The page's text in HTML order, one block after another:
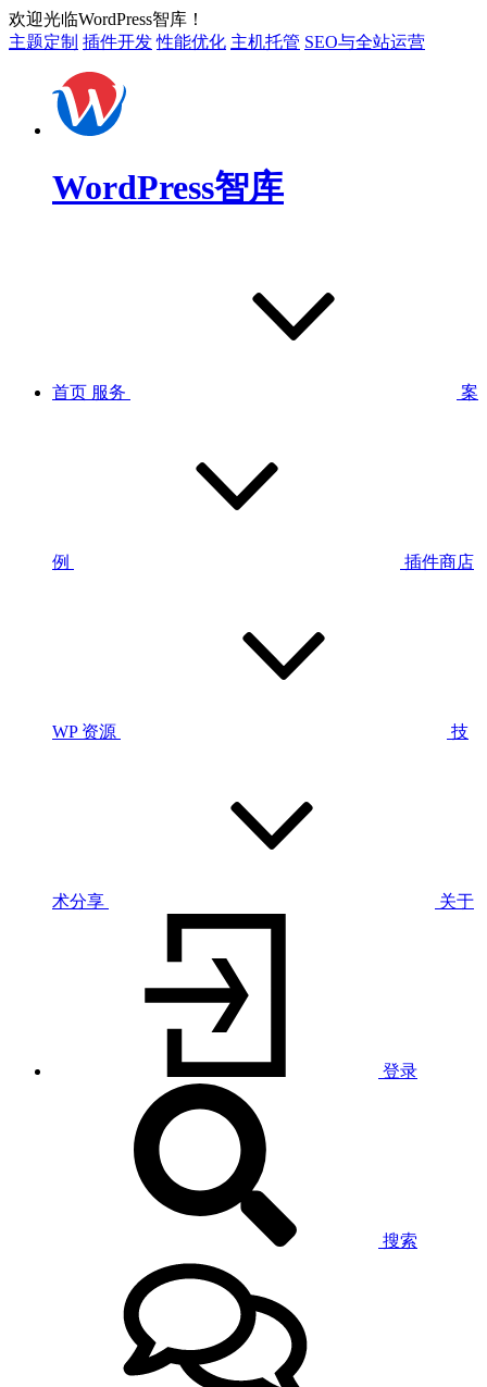
欢迎光临WordPress智库！
主题定制 插件开发 性能优化 主机托管 SEO与全站运营
WordPress智库
首页 服务 案
例 插件商店
WP 资源 技
术分享 关于
登录
搜索